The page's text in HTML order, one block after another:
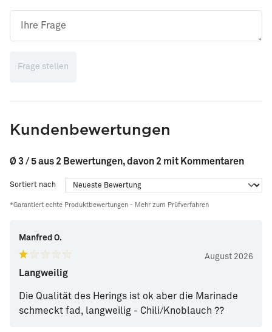
Frage stellen
Kundenbewertungen
Ø 3 / 5 aus 2 Bewertungen, davon 2 mit Kommentaren
Sortiert nach
*Garantiert echte Produktbewertungen - Mehr zum Prüfverfahren
Manfred O.
August 2026
Langweilig
Die Qualität des Herings ist ok aber die Marinade
schmeckt fad, langweilig - Chili/Knoblauch ??